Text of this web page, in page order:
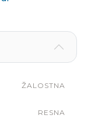
ŽALOSTNA
RESNA